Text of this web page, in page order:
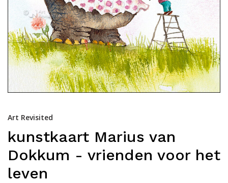
Art Revisited
kunstkaart Marius van
Dokkum - vrienden voor het
leven